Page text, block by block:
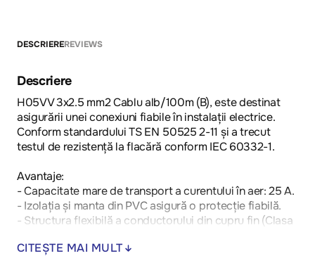
DESCRIEREREVIEWS
Descriere
H05VV 3x2.5 mm2 Cablu alb/100m (B), este destinat
asigurării unei conexiuni fiabile în instalații electrice.
Conform standardului TS EN 50525 2-11 și a trecut
testul de rezistență la flacără conform IEC 60332-1.
Avantaje:
- Capacitate mare de transport a curentului în aer: 25 A.
- Izolația și manta din PVC asigură o protecție fiabilă.
- Structura flexibilă a conductorului din cupru fin (Clasa
CITEȘTE MAI MULT